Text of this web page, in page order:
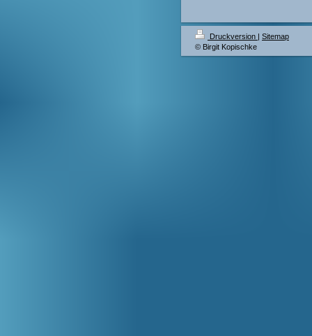
Druckversion | Sitemap
© Birgit Kopischke